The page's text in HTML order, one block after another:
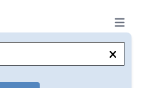
Open